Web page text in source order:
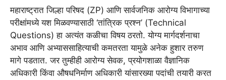
महाराष्ट्रात जिल्हा परिषद (ZP) आणि सार्वजनिक आरोग्य विभागाच्या
परीक्षांमध्ये यश मिळवण्यासाठी ‘तांत्रिक प्रश्न’ (Technical
Questions) हा अत्यंत कळीचा विषय ठरतो. योग्य मार्गदर्शनाचा
अभाव आणि अभ्याससाहित्याची कमतरता यामुळे अनेक हुशार तरुण
मागे पडतात. जर तुम्हीही आरोग्य सेवक, प्रयोगशाळा वैज्ञानिक
अधिकारी किंवा औषधनिर्माण अधिकारी यांसारख्या पदांची तयारी करत